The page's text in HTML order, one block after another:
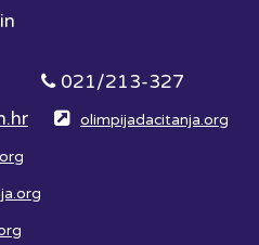
021/213-327
olimpijadacitanja.org